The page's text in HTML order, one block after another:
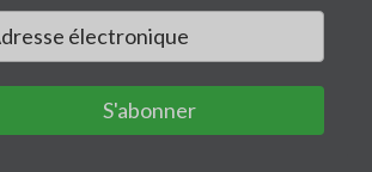
S'abonner